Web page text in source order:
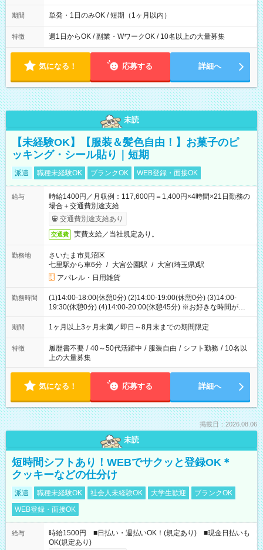
間は 試験により異なります。
期間 単発・1日のみOK / 短期（1ヶ月以内）
特徴 週1日からOK / 副業・WワークOK / 10名以上の大量募集
気になる！ 応募する 詳細へ
未読
【未経験OK】【服装＆髪色自由！】お菓子のピ
ッキング・シール貼り｜短期
派遣 職種未経験OK ブランクOK WEB登録・面接OK
給与
時給1400円／月収例：117,600円＝1,400円×4時間×21日勤務の
場合＋交通費別途支給
交通費別途支給あり
交通費 実費支給／当社規定あり。
勤務地
さいたま市見沼区
七里駅から車6分 / 大宮公園駅 / 大宮(埼玉県)駅
アパレル・日用雑貨
勤務時間
(1)14:00-18:00(休憩0分) (2)14:00-19:00(休憩0分) (3)14:00-
19:30(休憩0分) (4)14:00-20:00(休憩45分) ※お好きな時間が選べ
ます
期間 1ヶ月以上3ヶ月未満／即日～8月末までの期間限定
特徴 履歴書不要 / 40～50代活躍中 / 服装自由 / シフト勤務 / 10名以
上の大量募集
気になる！ 応募する 詳細へ
掲載日：2026.08.06
未読
短時間シフトあり！WEBでサクッと登録OK＊
クッキーなどの仕分け
派遣 職種未経験OK 社会人未経験OK 大学生歓迎
ブランクOK
WEB登録・面接OK
給与
時給1500円 ■日払い・週払いOK！(規定あり) ■現金日払いも
OK(規定あり)